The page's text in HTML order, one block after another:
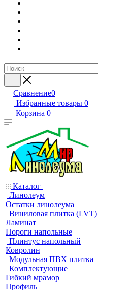
Сравнение0
Избранные товары 0
Корзина 0
Каталог
Линолеум
Остатки линолеума
Виниловая плитка (LVT)
Ламинат
Пороги напольные
Плинтус напольный
Ковролин
Модульная ПВХ плитка
Комплектующие
Гибкий мрамор
Профиль